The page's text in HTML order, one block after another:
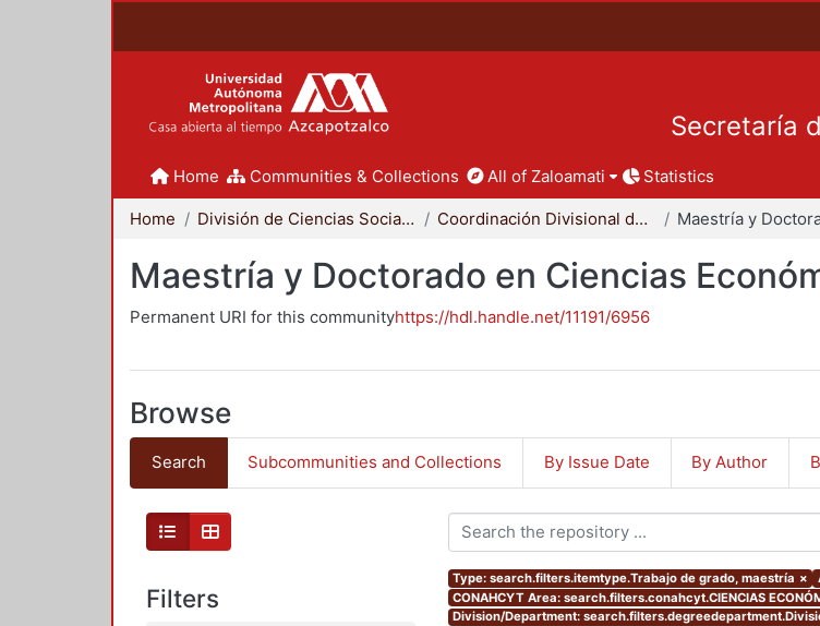
Secretaría
Home Communities & Collections All of Zaloamati Statistics
Home División de Ciencias Sociales y Humanidades Coordinación Divisional de Posgrado
Maestría y Doctorado en Ciencias
Permanent URI for this communityhttps://hdl.handle.net/11191/6956
Browse
Search Subcommunities and Collections By Issue Date By Author
Filters
Type: search.filters.itemtype.Trabajo de grado, maestría ×
CONAHCYT Area: search.filters.conahcyt.CIENCIAS
Division/Department: